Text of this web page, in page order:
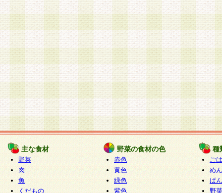
主な食材
野菜
肉
魚
くだもの
野菜の食材の色
赤色
黄色
緑色
紫色
種
ご
めん
ぱん
野